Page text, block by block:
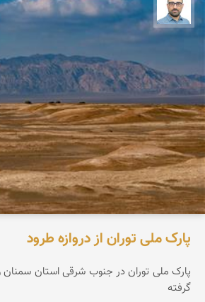
بابک ارجمندی
پارک ملی توران از دروازه طرود
پارک ملی توران در جنوب شرقی استان سمنان
گرفته